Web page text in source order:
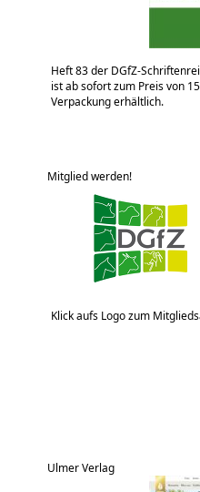
Heft 83 der DGfZ-
ist ab sofort zum Preis von
Verpackung erhältlich.
Mitglied werden!
Klick aufs Logo zum
Ulmer Verlag